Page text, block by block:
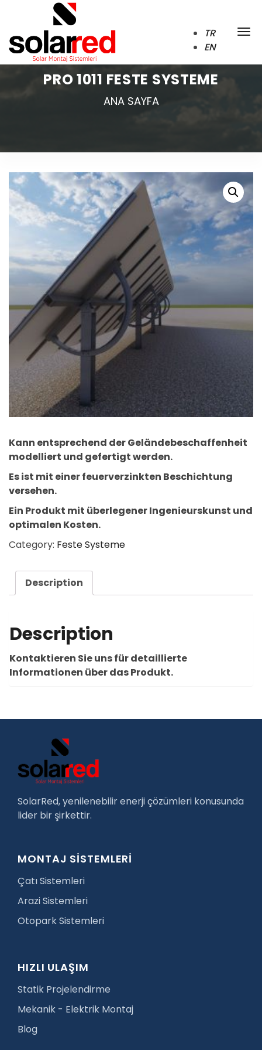
TR
EN
PRO 1011 FESTE SYSTEME
ANA SAYFA
Kann entsprechend der Geländebeschaffenheit
modelliert und gefertigt werden.
Es ist mit einer feuerverzinkten Beschichtung
versehen.
Ein Produkt mit überlegener Ingenieurskunst und
optimalen Kosten.
Category: Feste Systeme
Description
Description
Kontaktieren Sie uns für detaillierte
Informationen über das Produkt.
SolarRed, yenilenebilir enerji çözümleri konusunda
lider bir şirkettir.
MONTAJ SİSTEMLERİ
Çatı Sistemleri
Arazi Sistemleri
Otopark Sistemleri
HIZLI ULAŞIM
Statik Projelendirme
Mekanik - Elektrik Montaj
Blog